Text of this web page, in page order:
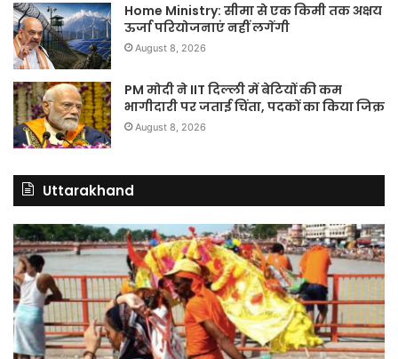
Home Ministry: सीमा से एक किमी तक अक्षय
ऊर्जा परियोजनाएं नहीं लगेंगी
August 8, 2026
PM मोदी ने IIT दिल्ली में बेटियों की कम
भागीदारी पर जताई चिंता, पदकों का किया जिक्र
August 8, 2026
Uttarakhand